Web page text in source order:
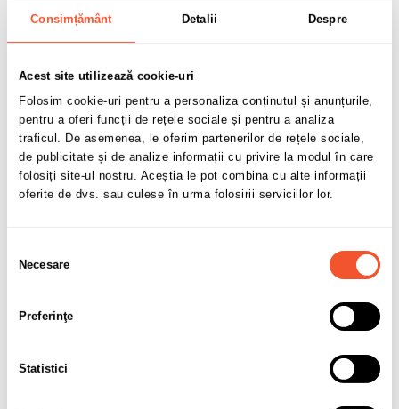
Consimțământ Detalii Despre
Acest site utilizează cookie-uri
Folosim cookie-uri pentru a personaliza conținutul și anunțurile,
pentru a oferi funcții de rețele sociale și pentru a analiza
traficul. De asemenea, le oferim partenerilor de rețele sociale,
de publicitate și de analize informații cu privire la modul în care
folosiți site-ul nostru. Aceștia le pot combina cu alte informații
oferite de dvs. sau culese în urma folosirii serviciilor lor.
consimțământului
Necesare
Preferinţe
Statistici
Adaugă în coș
0 buc disponibile pentru comandă
Sunt de acord cupolitica de confidentialitate a datelor cu
caracter personal.
Detalii ale produsului